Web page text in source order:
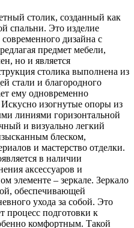
столик, созданный как
спальни. Это изделие
дизайна с
предмет мебели,
но и является
столика выполнена из
стали и благородного
ему одновременно
изогнутые опоры из
линиями горизонтальной
и визуально легкий
блеском,
и мастерство отделки.
в наличии
аксессуаров и
элементе – зеркале. Зеркало
обеспечивающей
ухода за собой. Это
процесс подготовки к
комфортным. Такой